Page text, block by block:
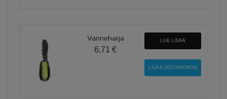
Vanneharja
6,71 €
LUE LISÄÄ